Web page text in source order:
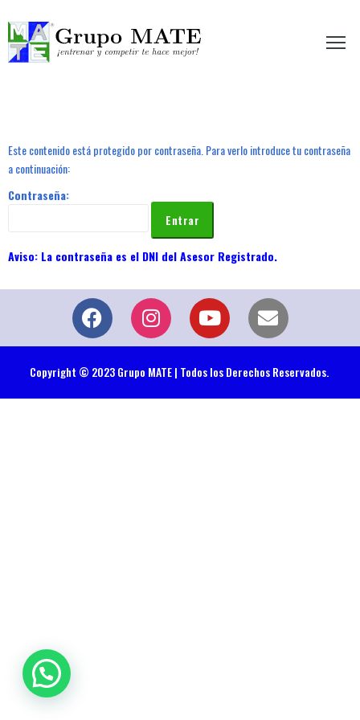
te hace mejor!
Este contenido está protegido por contraseña. Para verlo introduce tu contraseña
a continuación:
Contraseña:
Copyright © 2023 Grupo MATE | Todos los Derechos Reservados.